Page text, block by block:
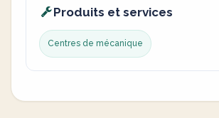
Produits et services
Centres de mécanique